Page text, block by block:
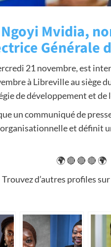
Ngoyi Mvidia,
Générale
21 novembre, est
à Libreville au siège
de développement et de
un communiqué de
et définit
🌍 🔴 🔴 🔴 🌍
Trouvez d’autres profiles sur